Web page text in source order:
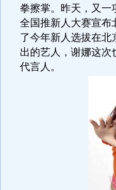
拳擦掌。昨天，又
全国推新人大赛宣布
了今年新人选拔在
出的艺人，谢娜这
代言人。